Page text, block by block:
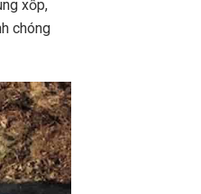
xốp,
chóng